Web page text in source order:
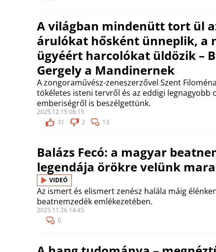
A világban mindenütt tort ül
árulókat hősként ünneplik, a
ügyéért harcolókat üldözik –
Gergely a Mandinernek
A zongoraművész-zeneszerzővel Szent
tökéletes isteni tervről és az eddigi legnagyobb
emberiségről is beszélgettünk.
2025.12.15 06:15
31
2 13
Balázs Fecó: a magyar
legendája örökre velünk
VIDEÓ
Az ismert és elismert zenész halála máig
beatnemzedék emlékezetében.
2025.11.26 14:45
0